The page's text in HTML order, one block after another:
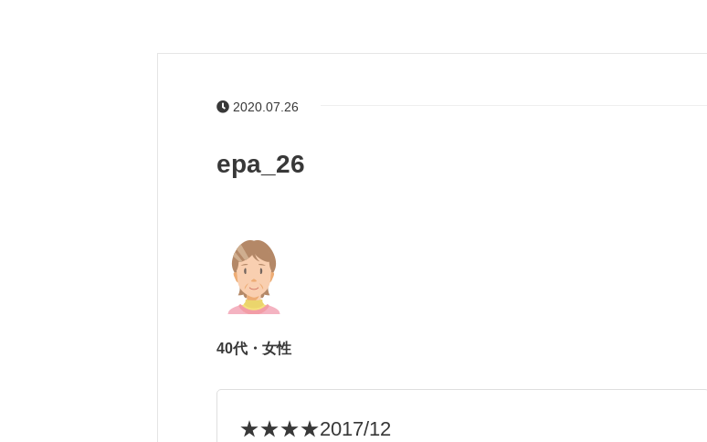
2020.07.26
epa_26
40代・女性
★★★★2017/12